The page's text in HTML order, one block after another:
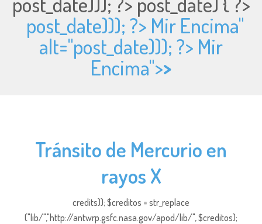
post_date))); ?> Mir Encima"
alt="post_date))); ?> Mir
Encima">>
Tránsito de Mercurio en
rayos X
credits)); $creditos = str_replace
("lib/","http://antwrp.gsfc.nasa.gov/apod/lib/", $creditos);